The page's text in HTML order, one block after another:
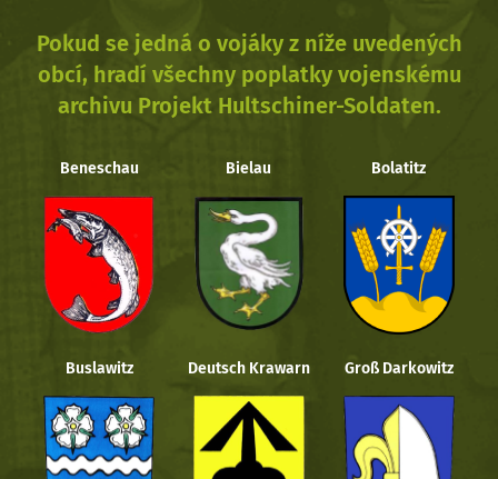
Pokud se jedná o vojáky z níže uvedených
obcí, hradí všechny poplatky vojenskému
archivu Projekt Hultschiner-Soldaten.
Beneschau Bielau Bolatitz
Buslawitz Deutsch Krawarn Groß Darkowitz